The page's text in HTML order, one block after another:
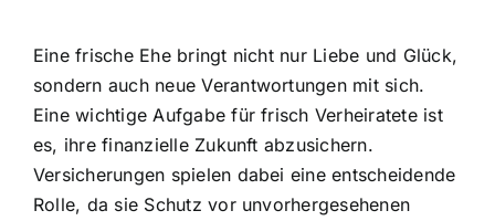
Eine frische Ehe bringt nicht nur Liebe und Glück,
sondern auch neue Verantwortungen mit sich.
Eine wichtige Aufgabe für frisch Verheiratete ist
es, ihre finanzielle Zukunft abzusichern.
Versicherungen spielen dabei eine entscheidende
Rolle, da sie Schutz vor unvorhergesehenen